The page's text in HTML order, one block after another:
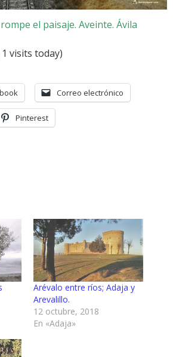
el paisaje. Aveinte. Ávila
visits today)
Correo electrónico
Pinterest
Arévalo entre ríos; Adaja y
Arevalillo.
12 octubre, 2018
En «Adaja»